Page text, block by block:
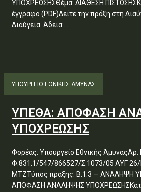
ΥΠΟΧΡΕΩΣΗΣΘέμα: ΔΙΑΘΕΣΗ
έγγραφο (PDF)Δείτε την πράξη στη
Διαύγεια. Άδεια:...
ΥΠΟΥΡΓΕΊΟ ΕΘΝΙΚΉΣ ΆΜΥΝΑΣ
ΥΠΕΘΑ: ΑΠΟΦΑΣΗ
ΥΠΟΧΡΕΩΣΗΣ
Φορέας: Υπουργείο Εθνικής
Φ.831.1/547/866527/Σ.1073/05 ΑΥΓ
ΜΤΖΤύπος πράξης: Β.1.3 — ΑΝΑΛΗΨΗ
ΑΠΟΦΑΣΗ ΑΝΑΛΗΨΗΣ